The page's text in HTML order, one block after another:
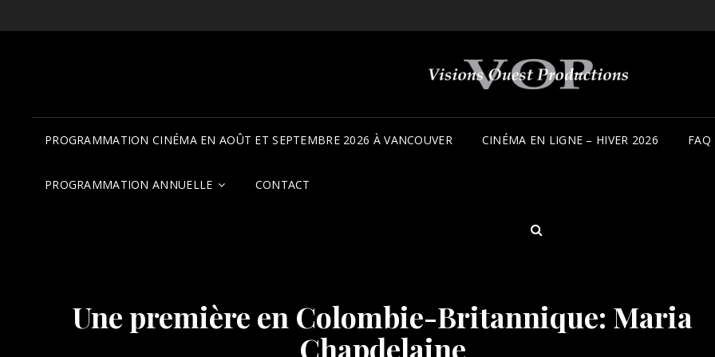
PROGRAMMATION CINÉMA EN AOÛT ET SEPTEMBRE 2026 À VANCOUVER CINÉMA EN LIGNE – HIVER 2026 FAQ
PROGRAMMATION ANNUELLE CONTACT
SEARCH
Une première en Colombie-Britannique: Maria
Chapdelaine